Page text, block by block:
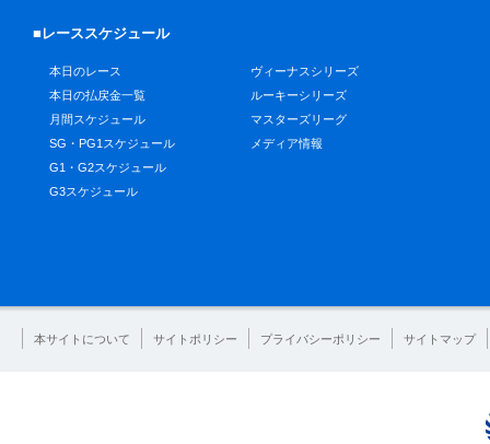
■レーススケジュール
本日のレース
本日の払戻金一覧
月間スケジュール
SG・PG1スケジュール
G1・G2スケジュール
G3スケジュール
ヴィーナスシリーズ
ルーキーシリーズ
マスターズリーグ
メディア情報
本サイトについて サイトポリシー プライバシーポリシー サイトマップ